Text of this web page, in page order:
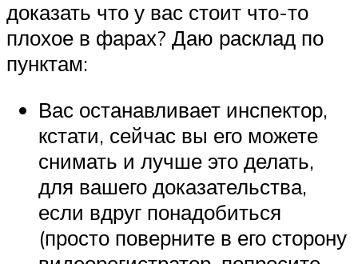
доказать что у вас стоит что-то
плохое в фарах? Даю расклад по
пунктам:
Вас останавливает инспектор,
кстати, сейчас вы его можете
снимать и лучше это делать,
для вашего доказательства,
если вдруг понадобиться
(просто поверните в его сторону